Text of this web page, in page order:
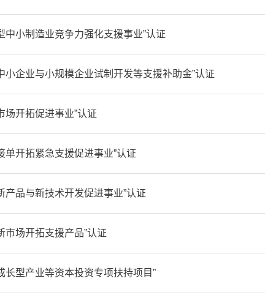
中小制造业竞争力强化支援事业”认证
小企业与小规模企业试制开发等支援补助金”认证
场开拓促进事业”认证
单开拓紧急支援促进事业”认证
产品与新技术开发促进事业”认证
市场开拓支援产品”认证
长型产业等资本投资专项扶持项目”